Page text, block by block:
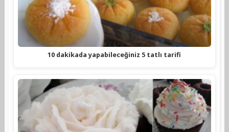
10 dakikada yapabileceğiniz 5 tatlı tarifi